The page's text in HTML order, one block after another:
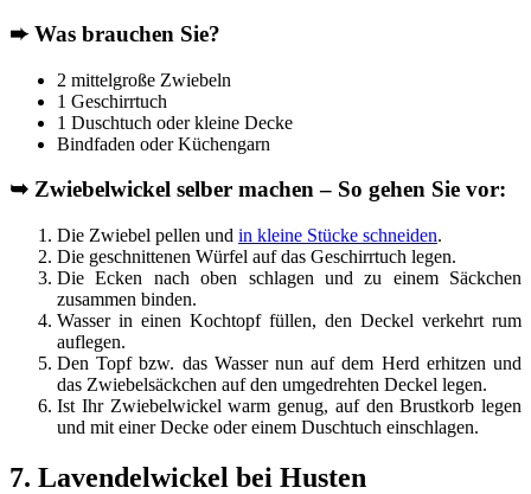
➨Was brauchen Sie?
2 mittelgroße Zwiebeln
1 Geschirrtuch
1 Duschtuch oder kleine Decke
Bindfaden oder Küchengarn
➥ Zwiebelwickel selber machen – So gehen Sie vor:
Die Zwiebel pellen und in kleine Stücke schneiden.
Die geschnittenen Würfel auf das Geschirrtuch legen.
Die Ecken nach oben schlagen und zu einem Säckchen
zusammen binden.
Wasser in einen Kochtopf füllen, den Deckel verkehrt rum
auflegen.
Den Topf bzw. das Wasser nun auf dem Herd erhitzen und
das Zwiebelsäckchen auf den umgedrehten Deckel legen.
Ist Ihr Zwiebelwickel warm genug, auf den Brustkorb legen
und mit einer Decke oder einem Duschtuch einschlagen.
7. Lavendelwickel bei Husten